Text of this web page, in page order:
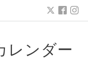
レンダー